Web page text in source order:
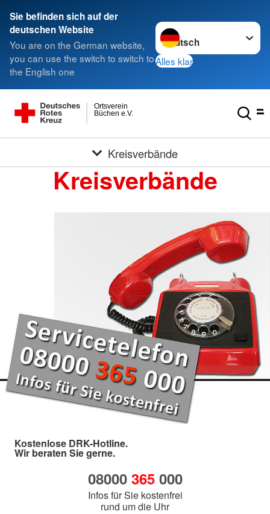
Sie befinden sich auf der
deutschen Website
You are on the German website,
you can use the switch to switch to
the English one
Sprache wechseln zu
Alles klar
Büchen e.V.
Ortsverein
Kreisverbände
Kreisverbände
Kostenlose DRK-Hotline.
Wir beraten Sie gerne.
08000 365000
Infos für Sie kostenfrei
rund um die Uhr